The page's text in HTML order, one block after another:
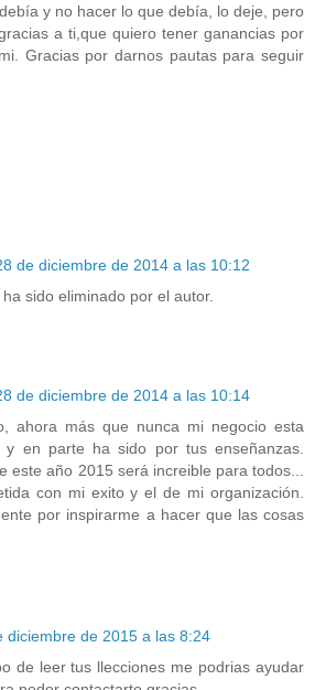
y no hacer lo que debía, lo deje, pero
a ti,que quiero tener ganancias por
Gracias por darnos pautas para seguir
de diciembre de 2014 a las 10:12
sido eliminado por el autor.
de diciembre de 2014 a las 10:14
ahora más que nunca mi negocio esta
y en parte ha sido por tus enseñanzas.
este año 2015 será increible para todos...
con mi exito y el de mi organización.
por inspirarme a hacer que las cosas
diciembre de 2015 a las 8:24
de leer tus llecciones me podrias ayudar